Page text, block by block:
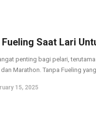
Fueling Saat Lari
penting bagi pelari,
Marathon. Tanpa Fueling
15, 2025